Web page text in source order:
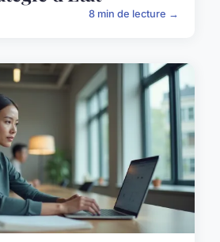
8 min de lecture →